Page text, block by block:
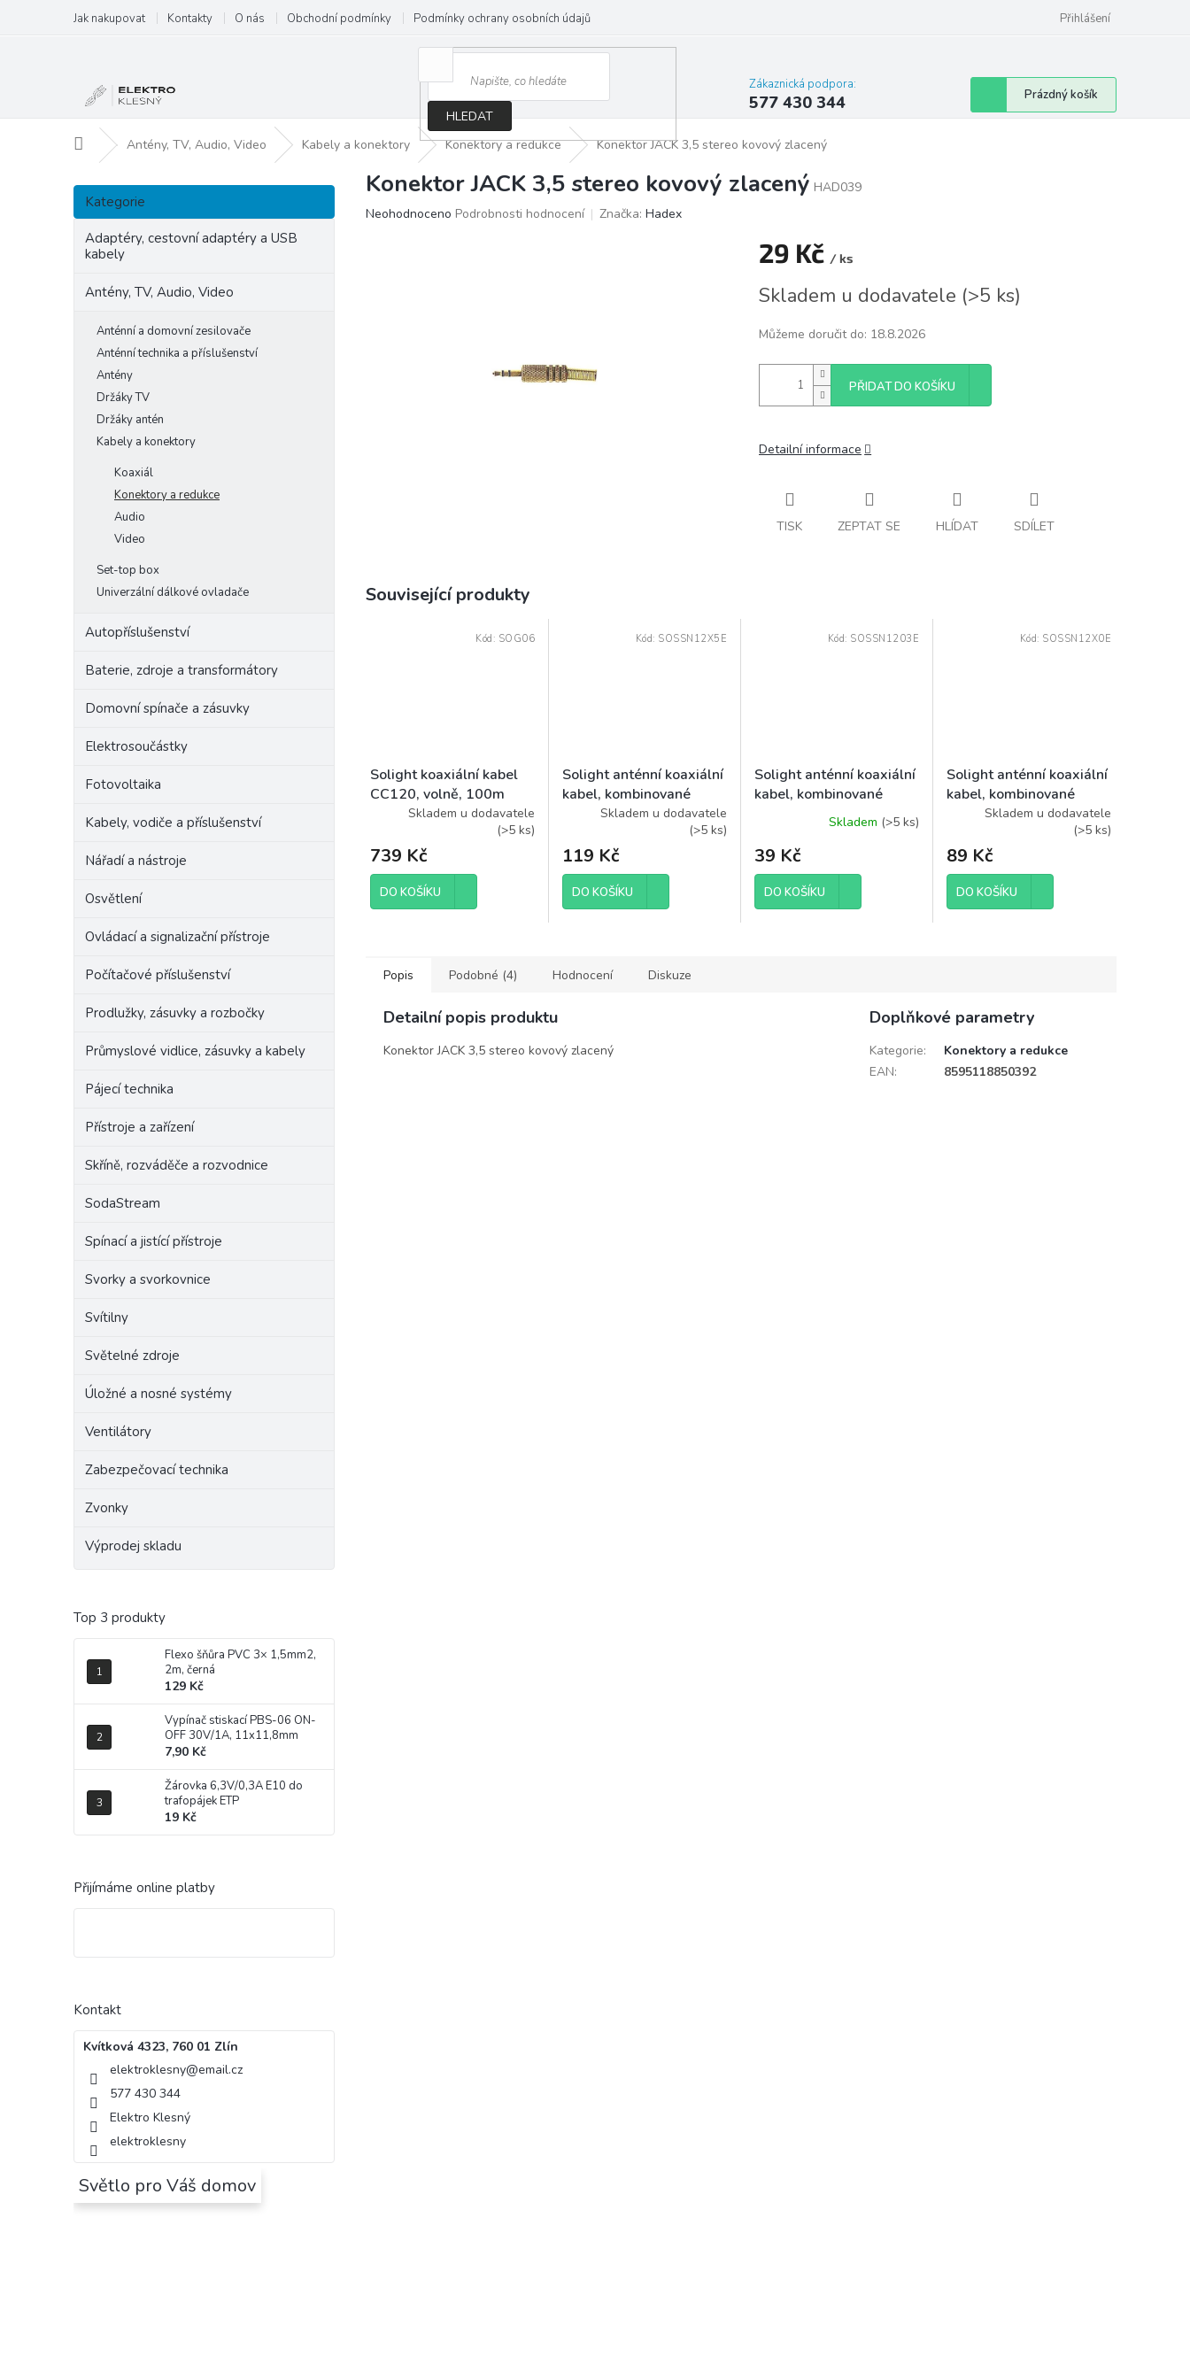
obsah
Jak nakupovat Kontakty O nás Obchodní podmínky Podmínky ochrany osobních údajů Přihlášení
HLEDAT
Zákaznická podpora:
577 430 344
Nákupní
košík
Prázdný košík
Domů Antény, TV, Audio, Video Kabely a konektory Konektory a redukce Konektor JACK 3,5 stereo kovový zlacený
P
s
Přeskočit
kategorie
Kategorie
Adaptéry, cestovní adaptéry a USB
kabely
Antény, TV, Audio, Video
Anténní a domovní zesilovače
Anténní technika a příslušenství
Antény
Držáky TV
Držáky antén
Kabely a konektory
Koaxiál
Konektory a redukce
Audio
Video
Set-top box
Univerzální dálkové ovladače
Autopříslušenství
Baterie, zdroje a transformátory
Domovní spínače a zásuvky
Elektrosoučástky
Fotovoltaika
Kabely, vodiče a příslušenství
Nářadí a nástroje
Osvětlení
Ovládací a signalizační přístroje
Počítačové příslušenství
Prodlužky, zásuvky a rozbočky
Průmyslové vidlice, zásuvky a kabely
Pájecí technika
Přístroje a zařízení
Skříně, rozváděče a rozvodnice
SodaStream
Spínací a jistící přístroje
Svorky a svorkovnice
Svítilny
Světelné zdroje
Úložné a nosné systémy
Ventilátory
Zabezpečovací technika
Zvonky
Výprodej skladu
Top 3 produkty
Flexo šňůra PVC 3× 1,5mm2,
2m, černá
129 Kč
Vypínač stiskací PBS-06 ON-
OFF 30V/1A, 11x11,8mm
7,90 Kč
Žárovka 6,3V/0,3A E10 do
trafopájek ETP
19 Kč
Přijímáme online platby
Kontakt
Kvítková 4323, 760 01 Zlín
elektroklesny@email.cz
577 430 344
Elektro Klesný
elektroklesny
Světlo pro Váš domov
Konektor JACK 3,5 stereo kovový zlacený HAD039
Průměrné
Neohodnoceno Podrobnosti hodnocení Značka: Hadex
29 Kč / ks
cena:
Skladem u dodavatele (>5 ks)
Můžeme doručit do: 18.8.2026
PŘIDAT DO KOŠÍKU
Detailní informace
TISK ZEPTAT SE HLÍDAT SDÍLET
Související produkty
Solight koaxiální kabel
CC120, volně, 100m
Skladem u dodavatele
(>5 ks)
739 Kč
DO KOŠÍKU
Kód: SOG06
Solight anténní koaxiální
kabel, kombinované
konektory, 15m, sáček
Skladem u dodavatele
(>5 ks)
119 Kč
DO KOŠÍKU
Kód: SOSSN12X5E
Solight anténní koaxiální
kabel, kombinované
konektory, 3m, sáček
Skladem (>5 ks)
39 Kč
DO KOŠÍKU
Kód: SOSSN1203E
Solight anténní koaxiální
kabel, kombinované
konektory, 10m, sáček
Skladem u dodavatele
(>5 ks)
89 Kč
DO KOŠÍKU
Kód: SOSSN12X0E
Popis Podobné (4) Hodnocení Diskuze
Detailní popis produktu
Konektor JACK 3,5 stereo kovový zlacený
Doplňkové parametry
Kategorie:
Konektory a redukce
EAN: 8595118850392